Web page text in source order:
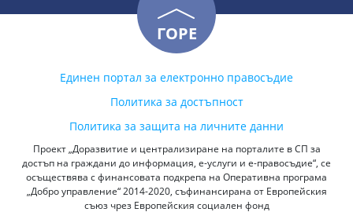
ГОРЕ
Единен портал за електронно правосъдие
Политика за достъпност
Политика за защита на личните данни
Проект „Доразвитие и централизиране на порталите в СП за
достъп на граждани до информация, е-услуги и е-правосъдие“, се
осъществява с финансовата подкрепа на Оперативна програма
„Добро управление“ 2014-2020, съфинансирана от Европейския
съюз чрез Европейския социален фонд